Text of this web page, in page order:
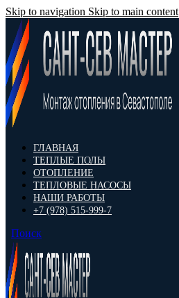
Skip to navigation Skip to main content
ГЛАВНАЯ
ТЕПЛЫЕ ПОЛЫ
ОТОПЛЕНИЕ
ТЕПЛОВЫЕ НАСОСЫ
НАШИ РАБОТЫ
+7 (978) 515-999-7
Поиск